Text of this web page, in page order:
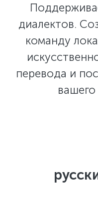
диалектов.
команду
перевода и